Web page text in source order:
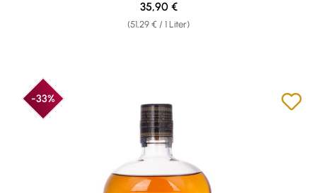
(51,29 € / 1 Liter)
Regulärer Preis:
35,90 €
-33%